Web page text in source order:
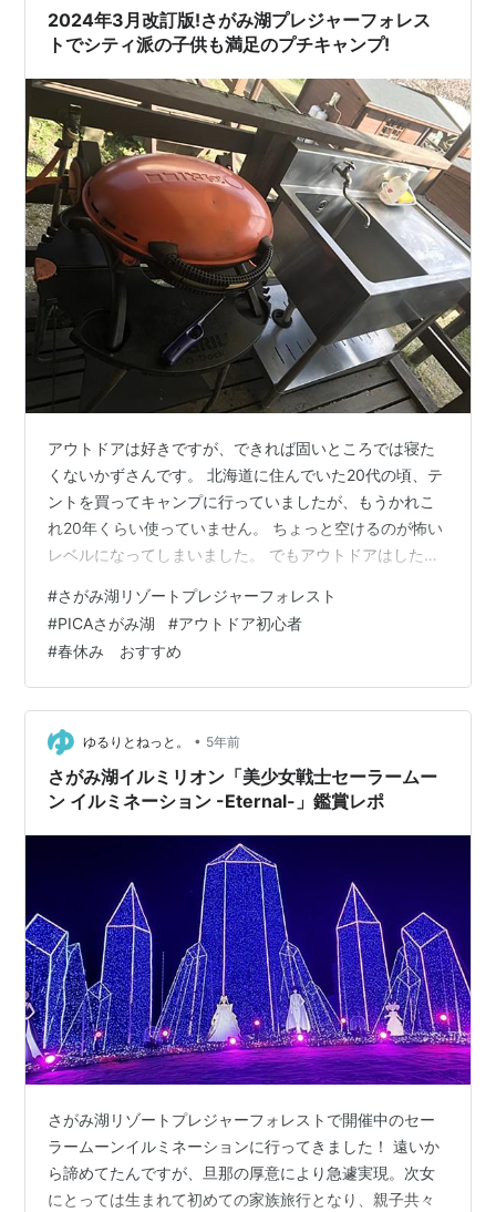
2024年3月改訂版!さがみ湖プレジャーフォレス
トでシティ派の子供も満足のプチキャンプ!
アウトドアは好きですが、できれば固いところでは寝た
くないかずさんです。 北海道に住んでいた20代の頃、テ
ントを買ってキャンプに行っていましたが、もうかれこ
れ20年くらい使っていません。 ちょっと空けるのが怖い
レベルになってしまいました。 でもアウトドアはしたい
アは好きみたいですし。 ということで、レンタカーで行
ける近場で探してみたら、魅力的なところをみつけてし
まいました。 さがみ湖プレジャーフォレスト ,遊園地や
温泉もあるじゃないですか。 これはいいですね。家族そ
れぞれの満足ポイントが詰まっている。 いろいろな方の
口コミやフィードバックをみる…
#さがみ湖リゾートプレジャーフォレスト
#PICAさがみ湖 #アウトドア初心者
#春休み おすすめ
ゆるりとねっと。 • 5年前
さがみ湖イルミリオン「美少女戦士セーラームー
ン イルミネーション -Eternal-」鑑賞レポ
さがみ湖リゾートプレジャーフォレストで開催中のセー
ラームーンイルミネーションに行ってきました！ 遠いか
ら諦めてたんですが、旦那の厚意により急遽実現。次女
にとっては生まれて初めての家族旅行となり、親子共々